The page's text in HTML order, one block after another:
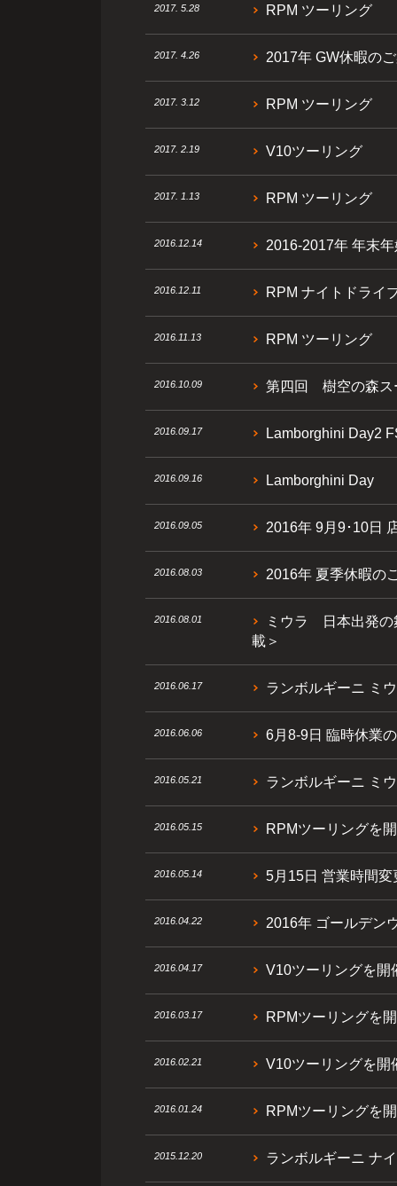
2017. 5.28 RPM ツーリング
2017. 4.26 2017年 GW休暇のご
2017. 3.12 RPM ツーリング
2017. 2.19 V10ツーリング
2017. 1.13 RPM ツーリング
2016.12.14 2016-2017年 年末年
2016.12.11 RPM ナイトドライ
2016.11.13 RPM ツーリング
2016.10.09 第四回 樹空の森ス
2016.09.17 Lamborghini Day2
2016.09.16 Lamborghini Day
2016.09.05 2016年 9月9･10日
2016.08.03 2016年 夏季休暇の
2016.08.01
ミウラ 日本出発の
載＞
2016.06.17 ランボルギーニ ミウ
2016.06.06 6月8-9日 臨時休業の
2016.05.21 ランボルギーニ ミウ
2016.05.15 RPMツーリングを開
2016.05.14 5月15日 営業時間変
2016.04.22 2016年 ゴールデン
2016.04.17 V10ツーリングを開
2016.03.17 RPMツーリングを開
2016.02.21 V10ツーリングを開
2016.01.24 RPMツーリングを開
2015.12.20 ランボルギーニ ナイ